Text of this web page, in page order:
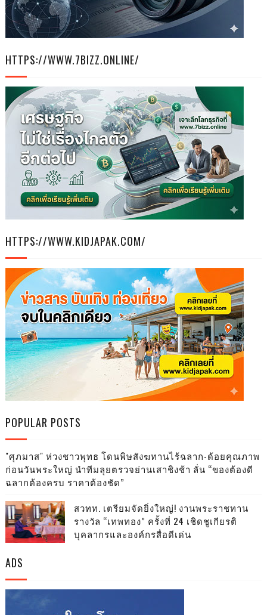
HTTPS://WWW.7BIZZ.ONLINE/
HTTPS://WWW.KIDJAPAK.COM/
POPULAR POSTS
"ศุภมาส" ห่วงชาวพุทธ โดนพิษสังฆทานไร้ฉลาก-ด้อยคุณภาพ
ก่อนวันพระใหญ่ นำทีมลุยตรวจย่านเสาชิงช้า ลั่น “ของต้องดี
ฉลากต้องครบ ราคาต้องชัด”
สวทท. เตรียมจัดยิ่งใหญ่! งานพระราชทาน
รางวัล “เทพทอง” ครั้งที่ 24 เชิดชูเกียรติ
บุคลากรและองค์กรสื่อดีเด่น
ADS